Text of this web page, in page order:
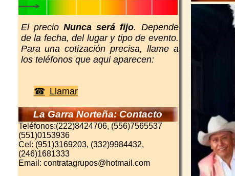
El precio Nunca será fijo. Depende
de la fecha, del lugar y tipo de evento.
Para una cotización precisa, llame a
los teléfonos que aqui aparecen:
Llamar
La Garra Norteña: Contacto
Teléfonos:(222)8424706, (556)7565537
(551)0153936
Cel: (951)3169203, (332)9984432,
(246)1681333
Email: contratagrupos@hotmail.com